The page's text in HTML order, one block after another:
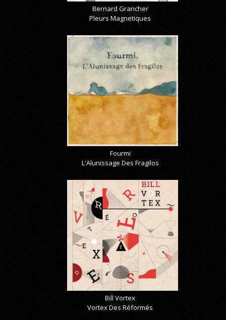
Bernard Grancher
Pleurs Magnetiques
Fourmi
L'Alunissage Des Fragilos
Bill Vortex
Vortex Des Réformés